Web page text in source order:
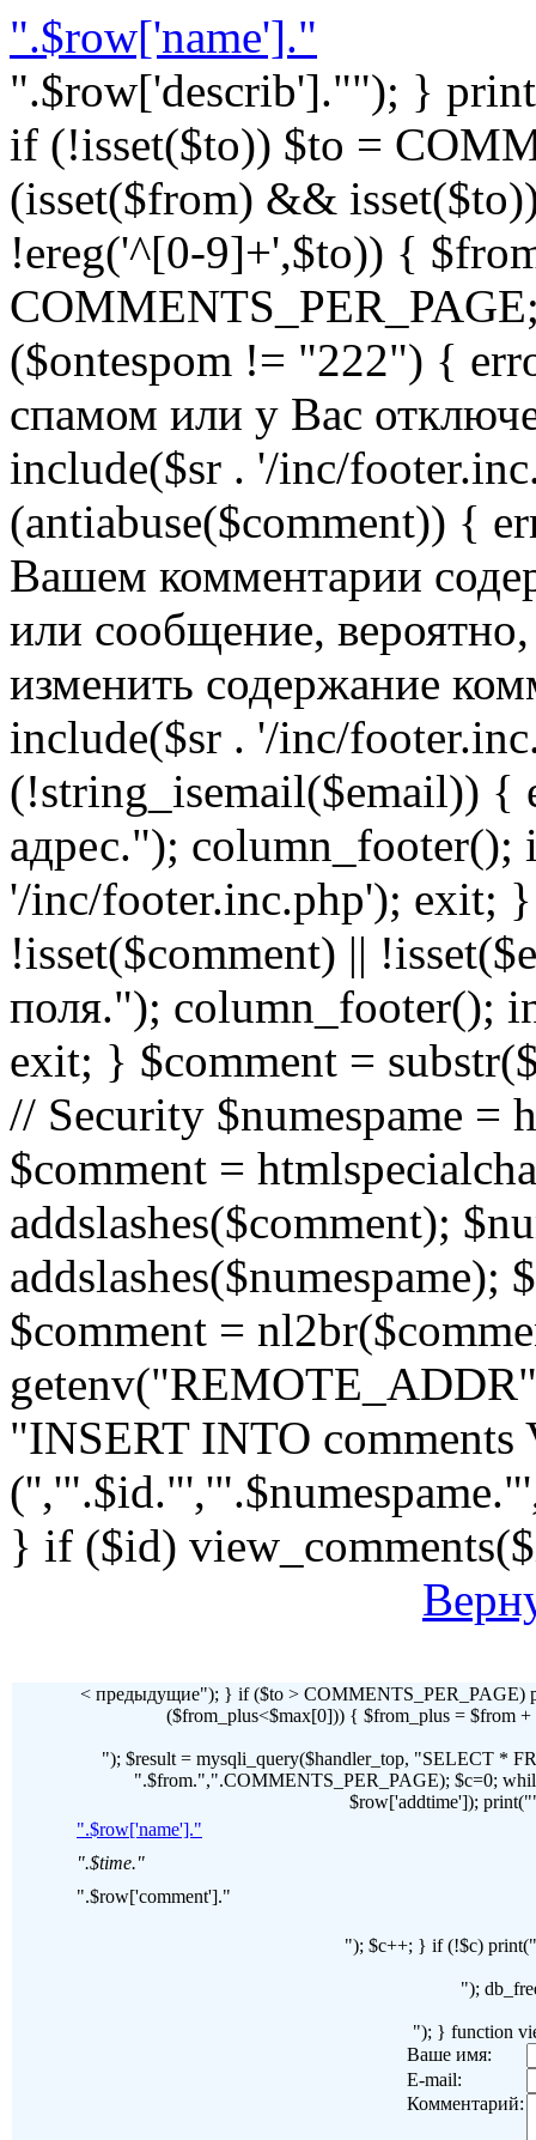
".$row['name']."
".$row['describ'].""); }
if (!isset($to)) $to =
(isset($from) &&
!ereg('^[0-9]+',$to)) {
($ontespom != "222") {
спамом или у Вас
include($sr . '/inc/
(antiabuse($comment)) {
Вашем комментарии
или сообщение,
изменить содержание
include($sr . '/inc/
(!string_isemail($email)) {
адрес."); column_footer();
'/inc/footer.inc.php'); exit;
!isset($comment) ||
поля."); column_footer();
exit; } $comment =
// Security $numespame =
$comment =
addslashes($comment);
addslashes($numespame);
$comment =
"INSERT INTO comments
} if ($id)
< предыдущие"); } if ($to > COMMENTS_PER_PAGE)
($from_plus<$max[0])) { $from_plus = $from
"); $result = mysqli_query($handler_top, "SELECT *
".$from.",".COMMENTS_PER_PAGE); $c=0;
$row['addtime']);
".$row['name']."
".$time."
".$row['comment']."
"); $c++; } if (!$c)
");
"); } function
Ваше имя:
E-mail:
Комментарий: